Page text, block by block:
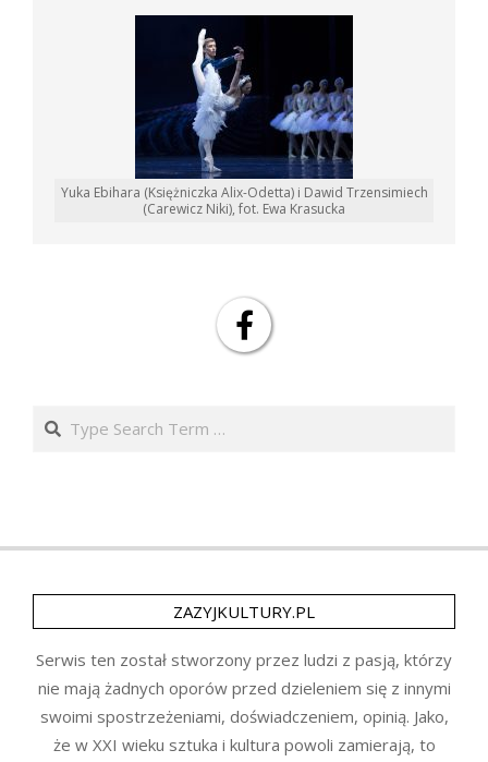
Yuka Ebihara (Księżniczka Alix-Odetta) i Dawid Trzensimiech
(Carewicz Niki), fot. Ewa Krasucka
Search
ZAZYJKULTURY.PL
Serwis ten został stworzony przez ludzi z pasją, którzy
nie mają żadnych oporów przed dzieleniem się z innymi
swoimi spostrzeżeniami, doświadczeniem, opinią. Jako,
że w XXI wieku sztuka i kultura powoli zamierają, to